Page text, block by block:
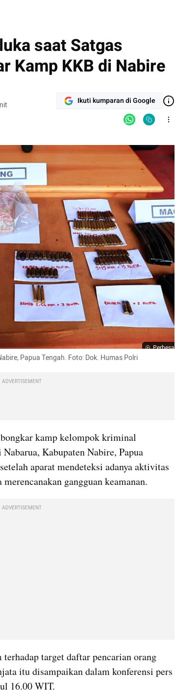
saat Satgas
Kamp KKB di Nabire
Ikuti kumparan di Google
Perbesar
Papua Tengah. Foto: Dok. Humas Polri
ADVERTISEMENT
kamp kelompok kriminal
Kabupaten Nabire, Papua
aparat mendeteksi adanya aktivitas
gangguan keamanan.
ADVERTISEMENT
terhadap target daftar pencarian orang
itu disampaikan dalam konferensi pers
16.00 WIT.